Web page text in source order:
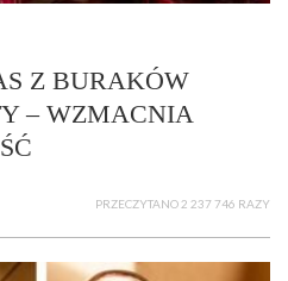
Z BURAKÓW
– WZMACNIA
PRZECZYTANO 2 237 746 RAZY